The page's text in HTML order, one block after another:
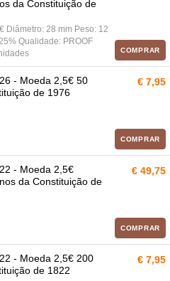
da Constituição de
Diâmetro: 28 mm Peso: 12
Qualidade: PROOF
COMPRAR
- Moeda 2,5€ 50
de 1976
€ 7,95
COMPRAR
- Moeda 2,5€
da Constituição de
€ 49,75
COMPRAR
- Moeda 2,5€ 200
de 1822
€ 7,95